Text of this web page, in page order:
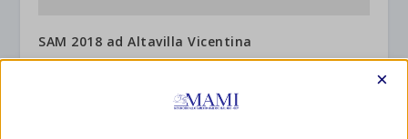
SAM 2018 ad Altavilla Vicentina
20 Luglio 2018
×